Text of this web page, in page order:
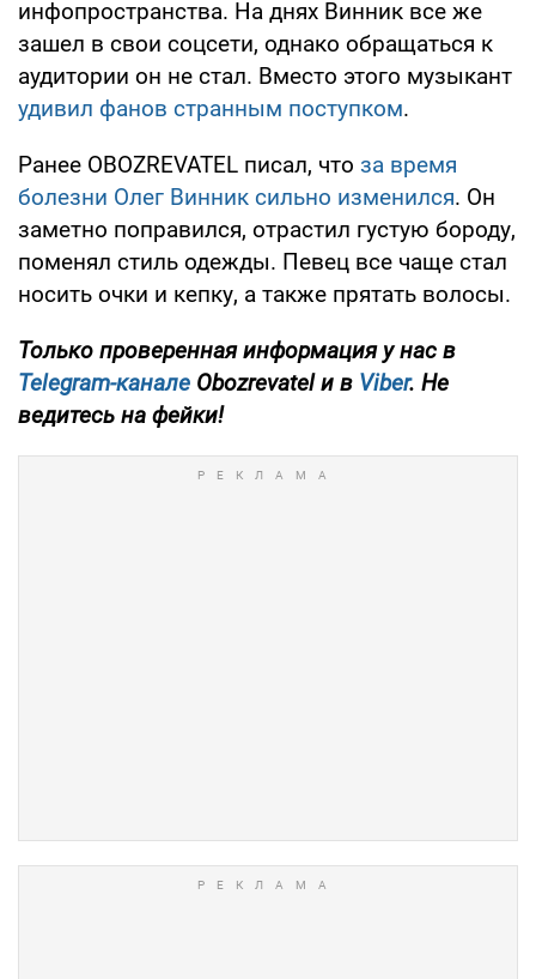
инфопространства. На днях Винник все же
зашел в свои соцсети, однако обращаться к
аудитории он не стал. Вместо этого музыкант
удивил фанов странным поступком.
Ранее OBOZREVATEL писал, что за время
болезни Олег Винник сильно изменился. Он
заметно поправился, отрастил густую бороду,
поменял стиль одежды. Певец все чаще стал
носить очки и кепку, а также прятать волосы.
Только проверенная информация у нас в
Telegram-канале Obozrevatel и в Viber. Не
ведитесь на фейки!